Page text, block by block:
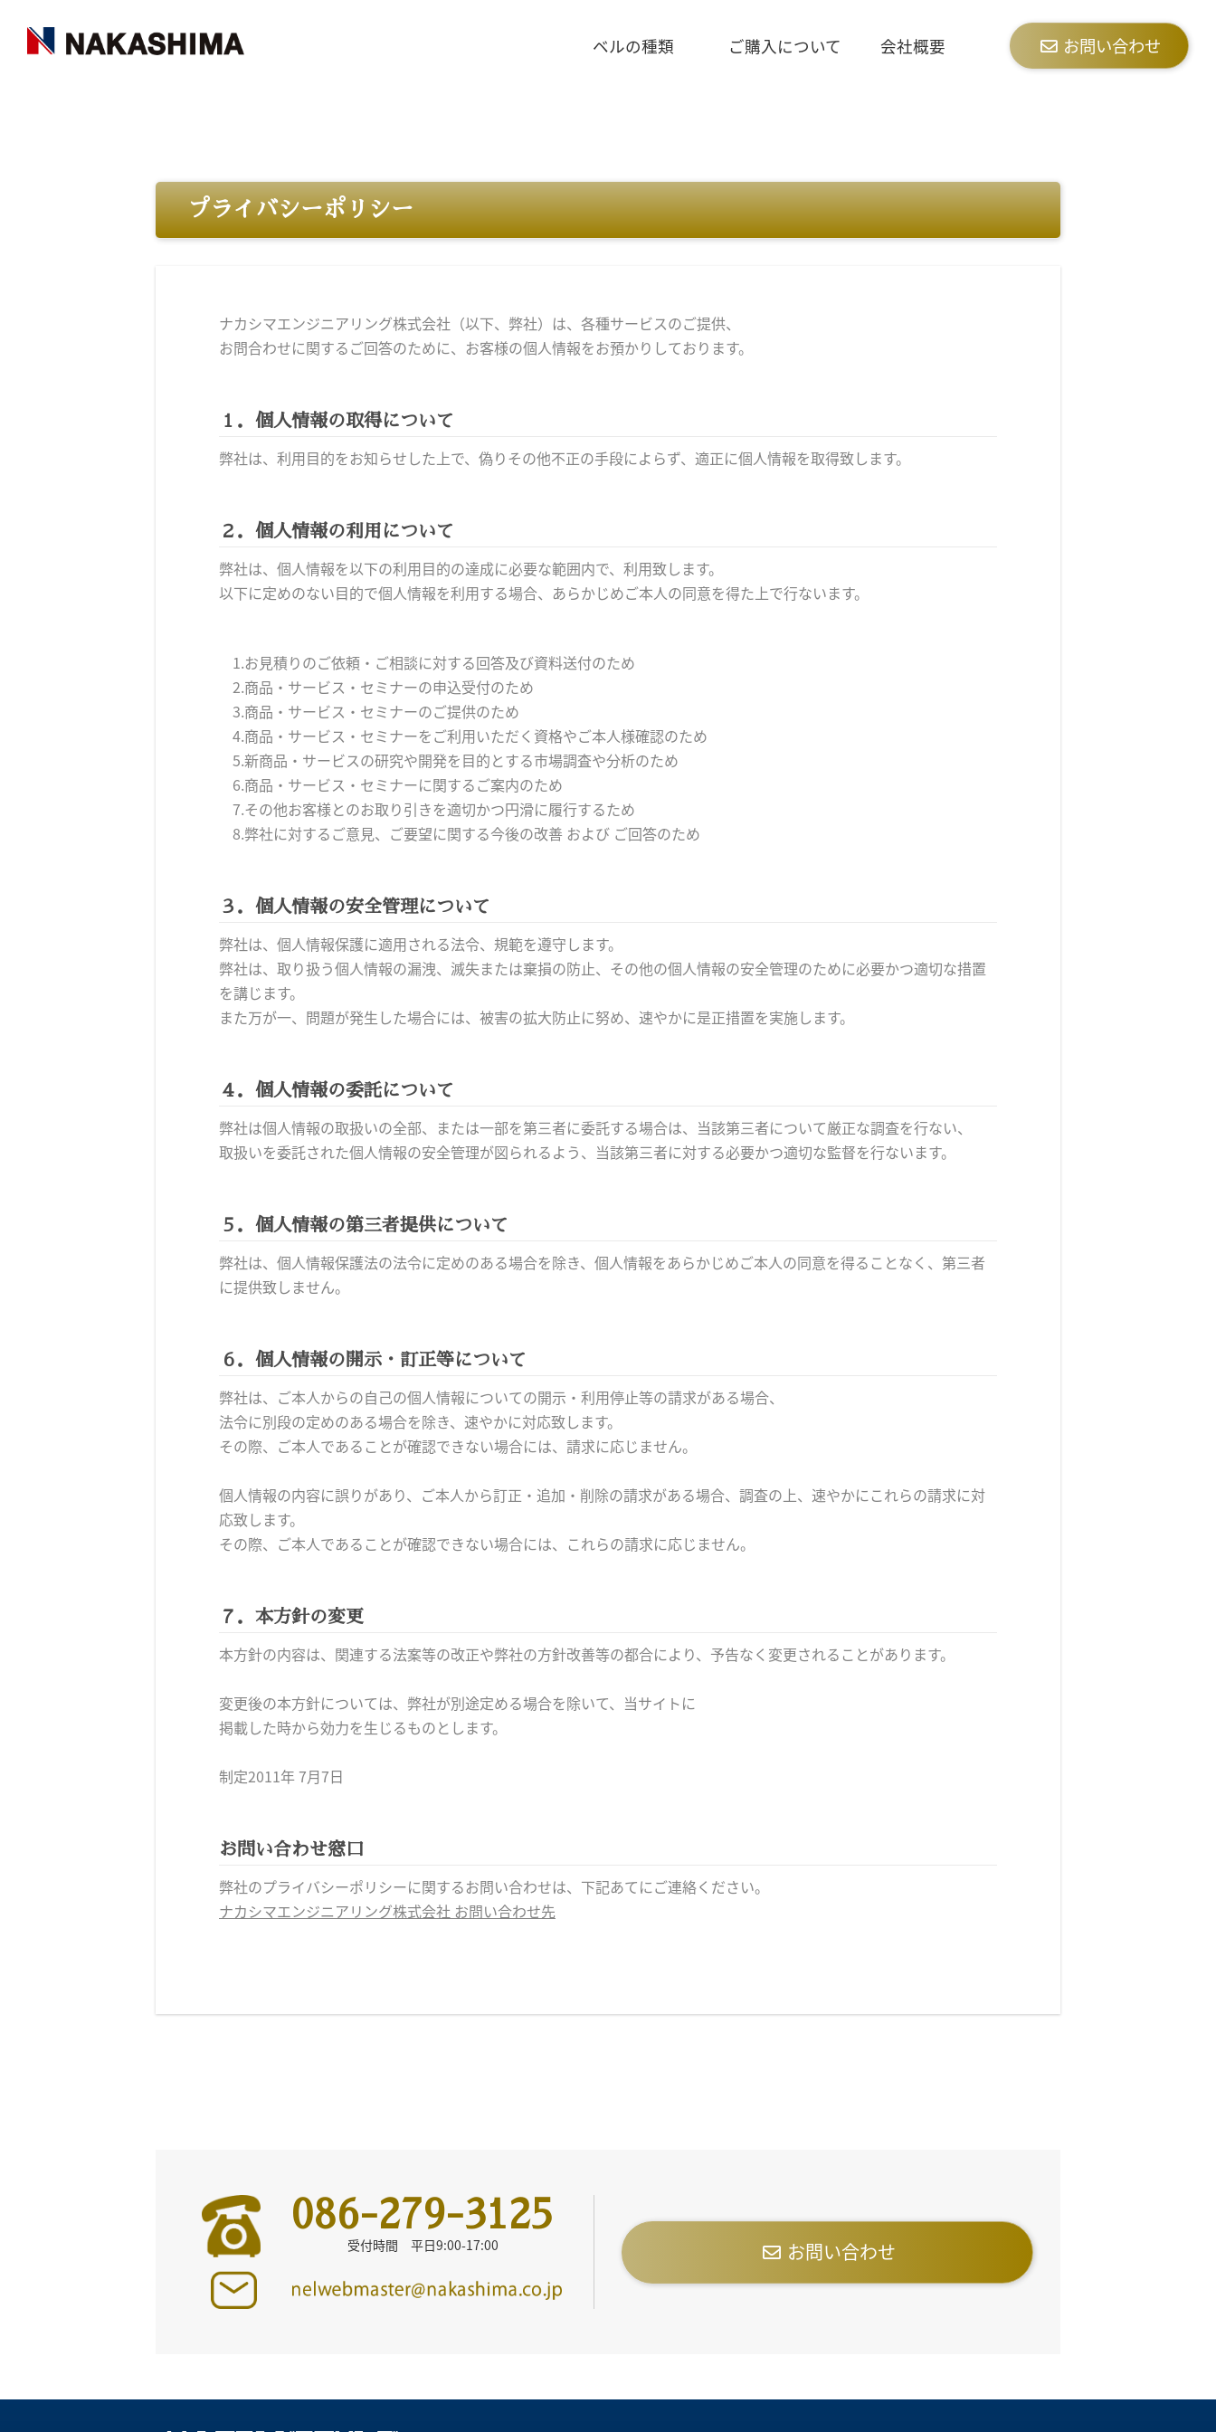
ベルの種類 ご購入について 会社概要 お問い合わせ
プライバシーポリシー
ナカシマエンジニアリング株式会社（以下、弊社）は、各種サービスのご提供、
お問合わせに関するご回答のために、お客様の個人情報をお預かりしております。
１．個人情報の取得について
弊社は、利用目的をお知らせした上で、偽りその他不正の手段によらず、適正に個人情報を取得致します。
２．個人情報の利用について
弊社は、個人情報を以下の利用目的の達成に必要な範囲内で、利用致します。
以下に定めのない目的で個人情報を利用する場合、あらかじめご本人の同意を得た上で行ないます。
1.お見積りのご依頼・ご相談に対する回答及び資料送付のため
2.商品・サービス・セミナーの申込受付のため
3.商品・サービス・セミナーのご提供のため
4.商品・サービス・セミナーをご利用いただく資格やご本人様確認のため
5.新商品・サービスの研究や開発を目的とする市場調査や分析のため
6.商品・サービス・セミナーに関するご案内のため
7.その他お客様とのお取り引きを適切かつ円滑に履行するため
8.弊社に対するご意見、ご要望に関する今後の改善 および ご回答のため
３．個人情報の安全管理について
弊社は、個人情報保護に適用される法令、規範を遵守します。
弊社は、取り扱う個人情報の漏洩、滅失または棄損の防止、その他の個人情報の安全管理のために必要かつ適切な措置
を講じます。
また万が一、問題が発生した場合には、被害の拡大防止に努め、速やかに是正措置を実施します。
４．個人情報の委託について
弊社は個人情報の取扱いの全部、または一部を第三者に委託する場合は、当該第三者について厳正な調査を行ない、
取扱いを委託された個人情報の安全管理が図られるよう、当該第三者に対する必要かつ適切な監督を行ないます。
５．個人情報の第三者提供について
弊社は、個人情報保護法の法令に定めのある場合を除き、個人情報をあらかじめご本人の同意を得ることなく、第三者
に提供致しません。
６．個人情報の開示・訂正等について
弊社は、ご本人からの自己の個人情報についての開示・利用停止等の請求がある場合、
法令に別段の定めのある場合を除き、速やかに対応致します。
その際、ご本人であることが確認できない場合には、請求に応じません。
個人情報の内容に誤りがあり、ご本人から訂正・追加・削除の請求がある場合、調査の上、速やかにこれらの請求に対
応致します。
その際、ご本人であることが確認できない場合には、これらの請求に応じません。
７．本方針の変更
本方針の内容は、関連する法案等の改正や弊社の方針改善等の都合により、予告なく変更されることがあります。
変更後の本方針については、弊社が別途定める場合を除いて、当サイトに
掲載した時から効力を生じるものとします。
制定2011年 7月7日
お問い合わせ窓口
弊社のプライバシーポリシーに関するお問い合わせは、下記あてにご連絡ください。
ナカシマエンジニアリング株式会社 お問い合わせ先
086-279-3125
受付時間 平日9:00-17:00 お問い合わせ